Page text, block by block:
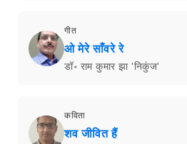
गीत
ओ मेरे साँवरे रे
डॉ॰ राम कुमार झा 'निकुंज'
कविता
शव जीवित हैं